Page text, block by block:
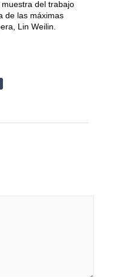
del trabajo
de las máximas
Lin Weilin.